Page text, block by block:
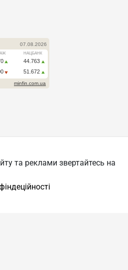
та реклами звертайтесь на